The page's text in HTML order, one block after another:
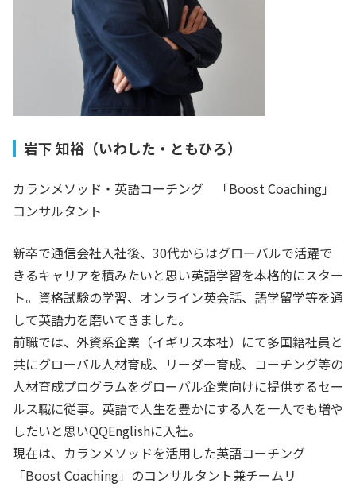
岩下 知裕（いわした・ともひろ）
カランメソッド・英語コーチング 「Boost Coaching」
コンサルタント
新卒で通信会社入社後、30代からはグローバルで活躍で
きるキャリアを積みたいと思い英語学習を本格的にスター
ト。資格試験の学習、オンライン英会話、語学留学等を通
して英語力を磨いてきました。
前職では、外資系企業（イギリス本社）にて多国籍社員と
共にグローバル人材育成、リーダー育成、コーチング等の
人材育成プログラムをグローバル企業向けに提供するセー
ルス職に従事。英語で人生を豊かにする人を一人でも増や
したいと思いQQEnglishに入社。
現在は、カランメソッドを活用した英語コーチング
「Boost Coaching」のコンサルタント兼チームリ